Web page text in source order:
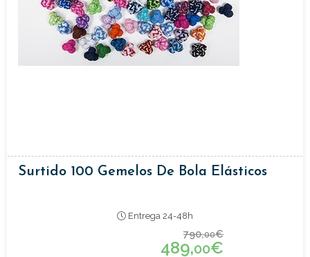
Surtido 100 Gemelos De Bola Elásticos
Entrega 24-48h
790,00€
489,00€